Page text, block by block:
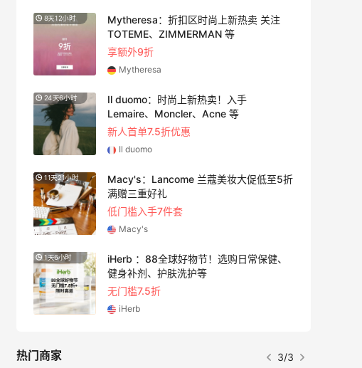
8天12小时
Mytheresa：折扣区时尚上新热卖 关注
TOTEME、ZIMMERMAN 等
享额外9折
Mytheresa
24天6小时
Il duomo：时尚上新热卖！入手
Lemaire、Moncler、Acne 等
新人首单7.5折优惠
Il duomo
11天21小时
Macy's：Lancome 兰蔻美妆大促低至5折
满赠三重好礼
低门槛入手7件套
Macy's
1天6小时
iHerb ：88全球好物节！选购日常保健、
健身补剂、护肤洗护等
无门槛7.5折
iHerb
热门商家 3/3